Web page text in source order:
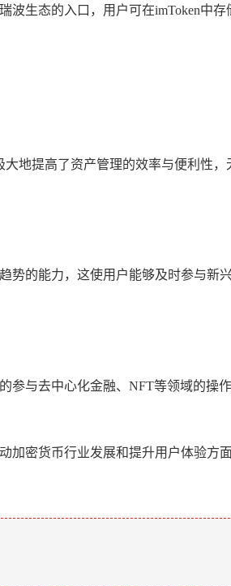
生态的入口，用户可在imToken中
地提高了资产管理的效率与便利性
的能力，这使用户能够及时参与新
与去中心化金融、NFT等领域的操
密货币行业发展和提升用户体验方